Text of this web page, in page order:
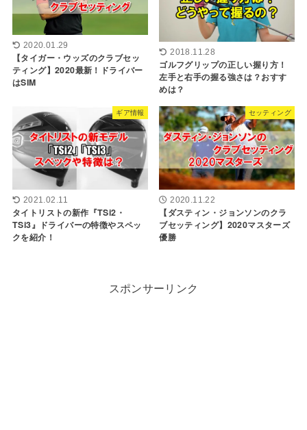
2020.01.29
【タイガー・ウッズのクラブセッ
ティング】2020最新！ドライバー
はSIM
2018.11.28
ゴルフグリップの正しい握り方！
左手と右手の握る強さは？おすす
めは？
ギア情報
2021.02.11
タイトリストの新作『TSi2・
TSi3』ドライバーの特徴やスペッ
クを紹介！
セッティング
2020.11.22
【ダスティン・ジョンソンのクラ
ブセッティング】2020マスターズ
優勝
スポンサーリンク